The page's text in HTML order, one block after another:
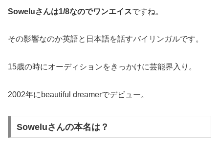
Soweluさんは1/8なのでワンエイスですね。
その影響なのか英語と日本語を話すバイリンガルです。
15歳の時にオーディションをきっかけに芸能界入り。
2002年にbeautiful dreamerでデビュー。
Soweluさんの本名は？